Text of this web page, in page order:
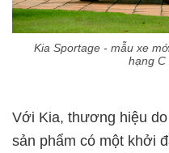
Kia Sportage - mẫu xe
hạng C
Với Kia, thương hiệu
sản phẩm có một khởi